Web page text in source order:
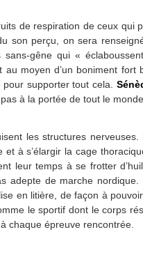
de respiration de ceux qui
perçu, on sera
gêne qui «
moyen d’un boniment fort
supporter tout cela.
à la portée de tout le monde.
les structures
à s’élargir la cage
leur temps à se frotter
de marche
en litière, de façon à
le sportif dont le corps
chaque épreuve rencontrée.